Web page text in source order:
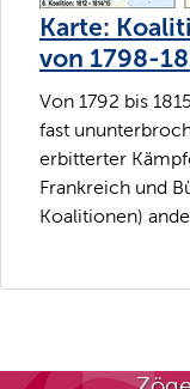
Karte:
von 1798-
Von 1792 bis
fast
erbitterter
Frankreich und
Koalitionen)